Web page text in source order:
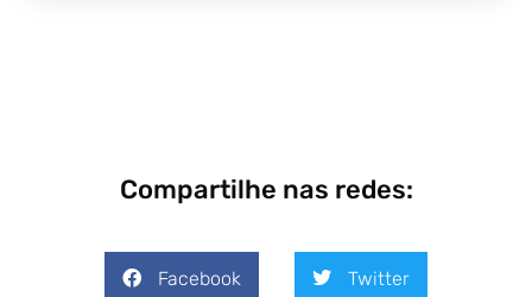
Compartilhe nas redes:
Facebook Twitter